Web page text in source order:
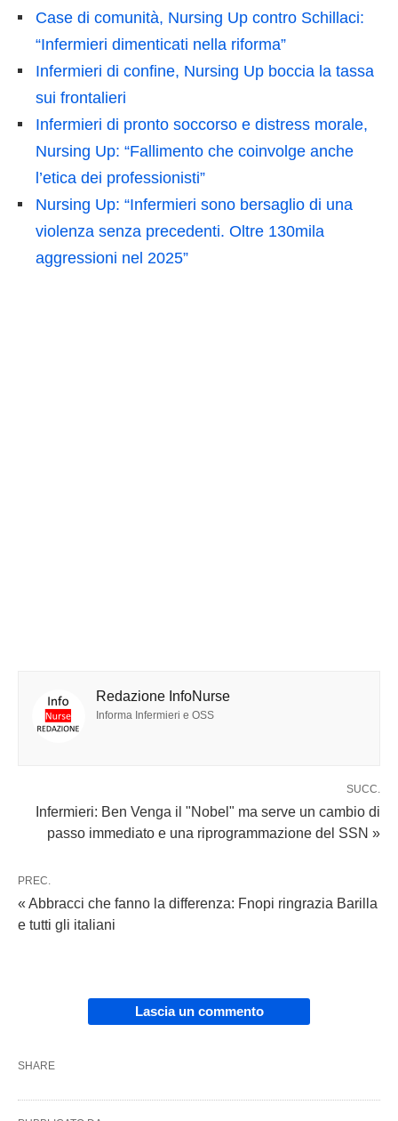
Case di comunità, Nursing Up contro Schillaci:
“Infermieri dimenticati nella riforma”
Infermieri di confine, Nursing Up boccia la tassa
sui frontalieri
Infermieri di pronto soccorso e distress morale,
Nursing Up: “Fallimento che coinvolge anche
l’etica dei professionisti”
Nursing Up: “Infermieri sono bersaglio di una
violenza senza precedenti. Oltre 130mila
aggressioni nel 2025”
Redazione InfoNurse
Informa Infermieri e OSS
SUCC.
Infermieri: Ben Venga il "Nobel" ma serve un cambio di
passo immediato e una riprogrammazione del SSN »
PREC.
« Abbracci che fanno la differenza: Fnopi ringrazia Barilla
e tutti gli italiani
Lascia un commento
SHARE